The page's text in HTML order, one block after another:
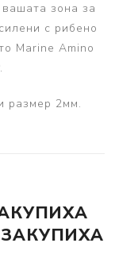
зона за
с рибено
Marine Amino
размер 2мм.